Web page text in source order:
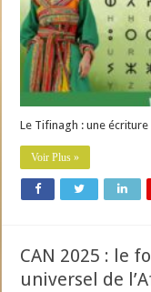
Le Tifinagh : une
Voir Plus »
CAN 2025 : le
universel de